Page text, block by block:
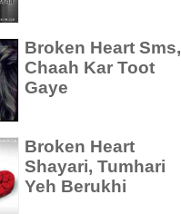
Broken Heart Sms,
Chaah Kar Toot
Gaye
Broken Heart
Shayari, Tumhari
Yeh Berukhi